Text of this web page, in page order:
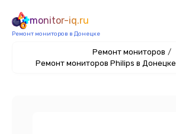
monitor-iq.ru
Ремонт мониторов в Донецке
Ремонт мониторов /
Ремонт мониторов Philips в Донецке